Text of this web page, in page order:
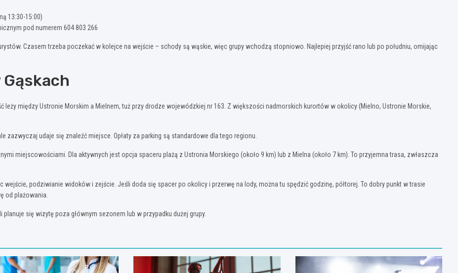
13:30-15:00)
pod numerem 604 803 266
Czasem trzeba poczekać w kolejce na wejście – schody są wąskie, więc grupy wchodzą stopniowo. Najlepiej przyjść rano lub po południu, omijając
leży między Ustronie Morskim a Mielnem, tuż przy drodze wojewódzkiej nr 163. Z większości nadmorskich kurortów w okolicy (Mielno, Ustronie Morskie,
zazwyczaj udaje się znaleźć miejsce. Opłaty za parking są standardowe dla tego regionu.
miejscowościami. Dla aktywnych jest opcja spaceru plażą z Ustronia Morskiego (około 9 km) lub z Mielna (około 7 km). To przyjemna trasa, zwłaszcza
wejście, podziwianie widoków i zejście. Jeśli doda się spacer po okolicy i przerwę na lody, można tu spędzić godzinę, półtorej. To dobry punkt w trasie
od plażowania.
się wizytę poza głównym sezonem lub w przypadku dużej grupy.